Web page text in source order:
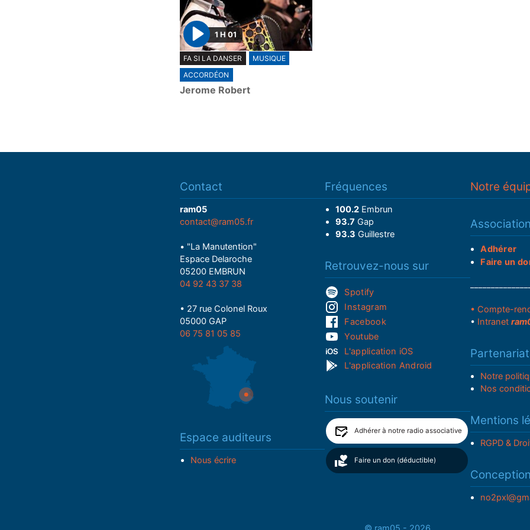
P
l
a
y
1 H 01
FA SI LA DANSER
MUSIQUE
ACCORDÉON
Jerome Robert
Contact
ram05
contact@ram05.fr
• "La Manutention"
Espace Delaroche
05200 EMBRUN
04 92 43 37 38
• 27 rue Colonel Roux
05000 GAP
06 75 81 05 85
Espace auditeurs
Nous écrire
Fréquences
100.2Embrun
93.7 Gap
93.3 Guillestre
Retrouvez-nous sur
Spotify
Instagram
Facebook
Youtube
L'application iOS
L'application Android
Nous soutenir
Adhérer à notre radio associative
Faire un don (déductible)
Notre
Association
Adhérer
Faire un
• Compte-
• Intranet
Notre
Nos
Mentions
RGPD &